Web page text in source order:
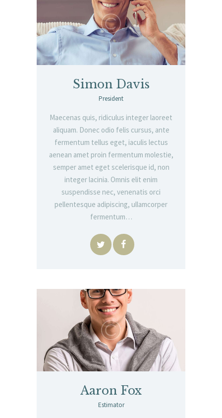
Simon Davis
President
Maecenas quis, ridiculus integer laoreet
aliquam. Donec odio felis cursus, ante
fermentum tellus eget, iaculis lectus
aenean amet proin fermentum molestie,
semper amet eget scelerisque id, non
integer lacinia. Omnis elit enim
suspendisse nec, venenatis orci
pellentesque adipiscing, ullamcorper
fermentum…
Aaron Fox
Estimator